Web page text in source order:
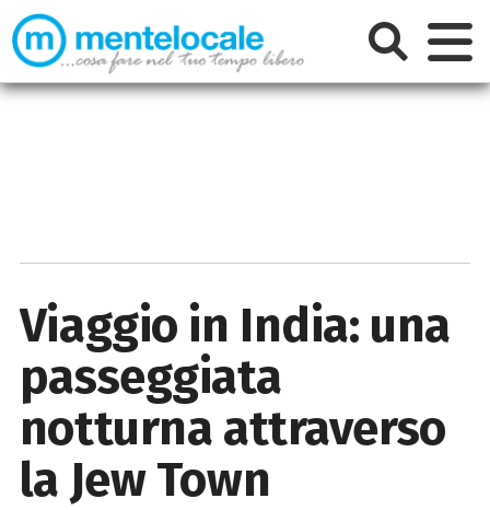
Viaggio in India: una
passeggiata
notturna attraverso
la Jew Town